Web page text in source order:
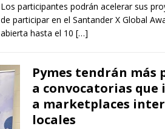
Los participantes podrán acelerar sus
de participar en el Santander X Global
abierta hasta el 10 […]
Pymes tendrán más
a convocatorias que
a marketplaces
locales